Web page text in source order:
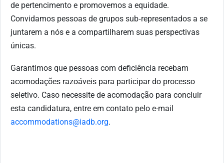
de pertencimento e promovemos a equidade.
Convidamos pessoas de grupos sub‑representados a se
juntarem a nós e a compartilharem suas perspectivas
únicas.
Garantimos que pessoas com deficiência recebam
acomodações razoáveis ​​para participar do processo
seletivo. Caso necessite de acomodação para concluir
esta candidatura, entre em contato pelo e-mail
accommodations@iadb.org.